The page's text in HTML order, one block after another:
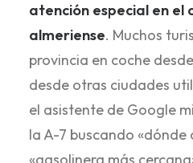
atención especial en el
almeriense. Muchos
provincia en coche
desde otras ciudades
el asistente de Google
la A-7 buscando «dónde